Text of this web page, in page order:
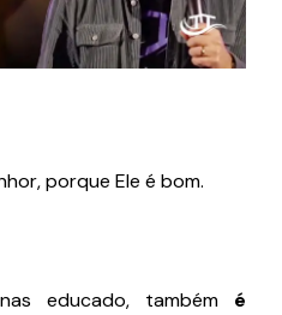
porque Ele é bom.
educado, também é